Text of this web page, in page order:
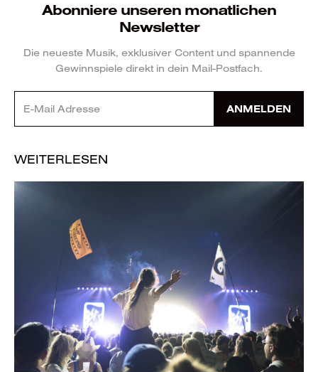
Abonniere unseren monatlichen
Newsletter
Die neueste Musik, exklusiver Content und spannende
Gewinnspiele direkt in dein Mail-Postfach.
ANMELDEN
WEITERLESEN